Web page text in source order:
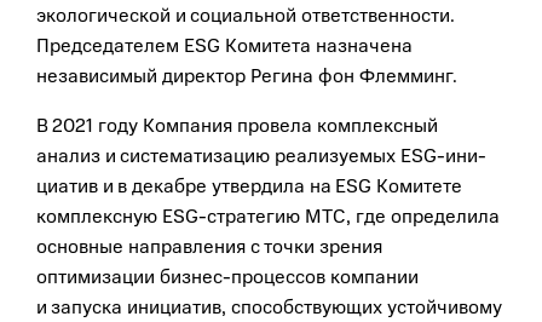
экологической и социальной ответственности.
Председателем ESG Комитета назначена
независимый директор Регина фон Флемминг.
В 2021 году Компания провела комплексный
анализ и систематизацию реализуемых ESG-ини­
циатив и в декабре утвердила на ESG Комитете
комплексную ESG-стратегию МТС, где определила
основные направления с точки зрения
оптимизации бизнес-процессов компании
и запуска инициатив, способствующих устойчивому